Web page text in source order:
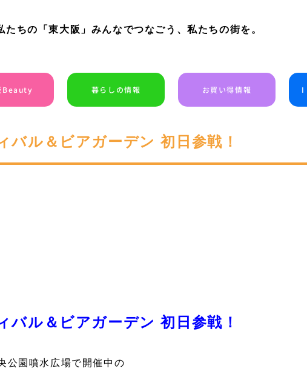
たちの「東大阪」みんなでつなごう、私たちの街を。
Beauty 暮らしの情報 お買い得情報 I
バル＆ビアガーデン 初日参戦！
バル＆ビアガーデン 初日参戦！
公園噴水広場で開催中の